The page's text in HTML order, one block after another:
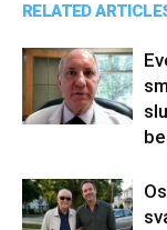
RELATED